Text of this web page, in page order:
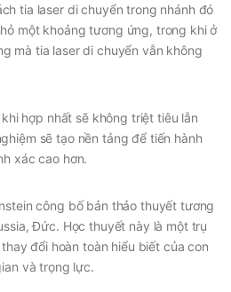
tia laser di chuyển trong nhánh đó
một khoảng tương ứng, trong khi ở
mà tia laser di chuyển vẫn không
hợp nhất sẽ không triệt tiêu lẫn
sẽ tạo nền tảng để tiến hành
xác cao hơn.
công bố bản thảo thuyết tương
Đức. Học thuyết này là một trụ
đổi hoàn toàn hiểu biết của con
và trọng lực.